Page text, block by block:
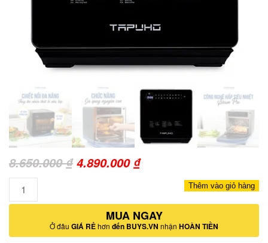
8.650.000₫ Giá
8.650.000 ₫.
4.890.000 ₫Giá
là:
4.890.000 ₫.
lượng
Thêm vào giỏ hàng
MUA NGAY
Ở đâu GIÁ RẺhơn đến BUYS.VN nhận HOÀN TIỀN